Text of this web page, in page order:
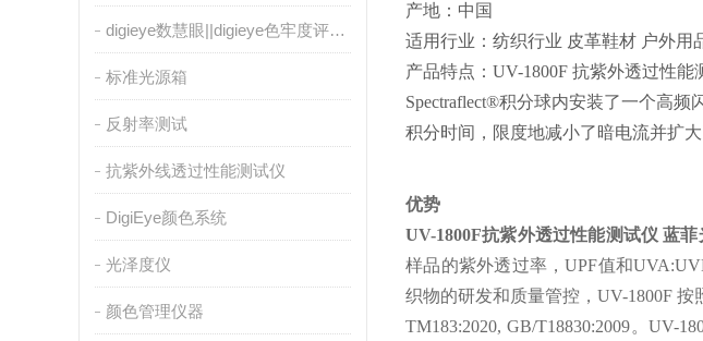
digieye数慧眼||digieye色牢度评级系统
标准光源箱
反射率测试
抗紫外线透过性能测试仪
DigiEye颜色系统
光泽度仪
颜色管理仪器
产地：中国
适用行业：纺织行业 皮革鞋材 户外用
产品特点：UV-1800F 抗紫外透过性
Spectraflect®积分球内安装了一个高
积分时间，限度地减小了暗电流并扩大
优势
UV-1800F抗紫外透过性能测试仪 蓝菲
样品的紫外透过率，UPF值和
织物的研发和质量管控，UV-1800F 按
TM183:2020, GB/T18830:2009。